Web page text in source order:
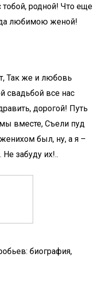
родной! Что еще
любимою женой!
Так же и любовь
свадьбой все нас
дорогой! Путь
вместе, Съели пуд
был, ну, а я –
Не забуду их!..
биография,